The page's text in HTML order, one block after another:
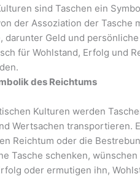
sind Taschen ein
der Assoziation der
darunter Geld und
für Wohlstand, Erfolg und
des Reichtums
Kulturen werden
Wertsachen transportieren.
Reichtum oder die
Tasche schenken,
oder ermutigen ihn,